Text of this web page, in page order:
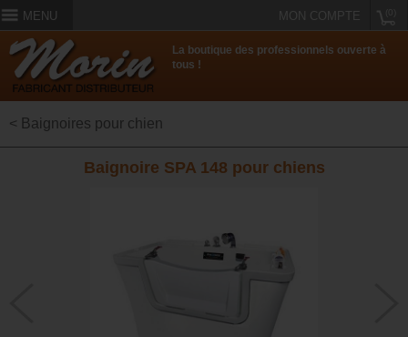
MENU MON COMPTE
La boutique des professionnels ouverte à
tous !
< Baignoires pour chien
Baignoire SPA 148 pour chiens